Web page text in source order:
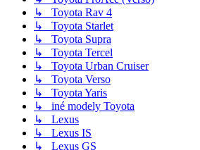
↳ Toyota Rav 4
↳ Toyota Starlet
↳ Toyota Supra
↳ Toyota Tercel
↳ Toyota Urban Cruiser
↳ Toyota Verso
↳ Toyota Yaris
↳ iné modely Toyota
↳ Lexus
↳ Lexus IS
↳ Lexus GS